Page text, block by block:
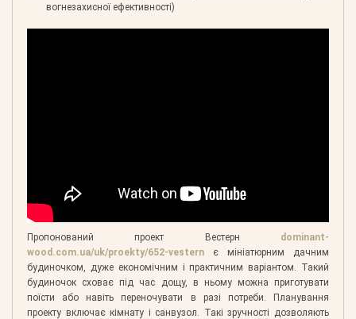
вогнезахисної ефективності)
Пропонований проект Вестерн dominant-
wood.com.ua/uk/proekty/652-vestern є мініатюрним дачним
будиночком, дуже економічним і практичним варіантом. Такий
будиночок сховає під час дощу, в ньому можна приготувати
поїсти або навіть переночувати в разі потреби. Планування
проекту включає кімнату і санвузол. Такі зручності дозволяють